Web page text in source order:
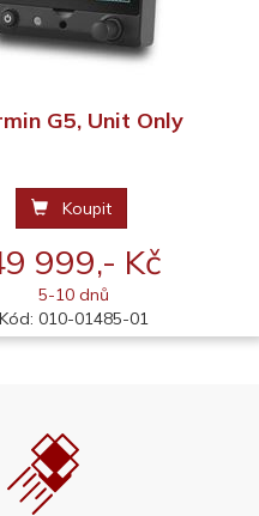
G5, Unit Only
Koupit
999,- Kč
5-10 dnů
010-01485-01